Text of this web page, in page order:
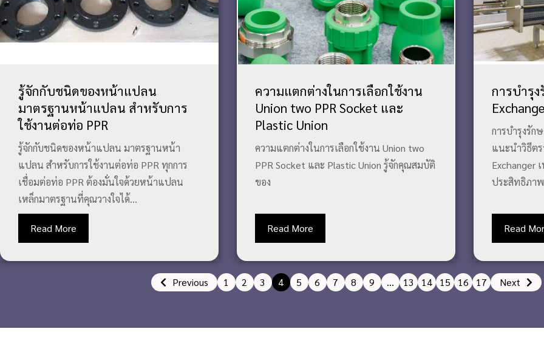
รู้จักกับชนิดของหน้าแปลน
มาตรฐานหน้าแปลน สำหรับการ
ใช้งานต่อท่อ PPR
รู้จักกับชนิดของหน้าแปลน มาตรฐานหน้า
แปลน สำหรับการใช้งานต่อท่อ PPR ทุกการ
เชื่อมต่อท่อ PPR ต้องมั่นใจด้วยหน้าแปลน
เหล็กมาตรฐานที่คุณวางใจได้...
Read More
ความแตกต่างในการเลือกใช้งาน
Union two PPR Socket และ
Plastic Union
ความแตกต่างในการเลือกใช้งาน Union two
PPR Socket และ Plastic Union รู้จักคุณสมบัติ
ของ
Read More
การบำรุ
การบำรุงรัก
แนะนำวิธีต
Exchanger
ประสิทธิภา
Read
Previous 1 2 3 4 5 6 7 8 9 … 13 14 15 16 17 Next